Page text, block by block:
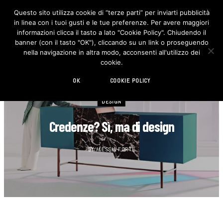
F
c
e
b
o
I
n
s
t
DESIGN
Credenze? Sì, ma di design
BY ALESSIA FORTE
Questo sito utilizza cookie di “terze parti” per inviarti pubblicità
in linea con i tuoi gusti e le tue preferenze. Per avere maggiori
informazioni clicca il tasto a lato "Cookie Policy". Chiudendo il
banner (con il tasto "OK"), cliccando su un link o proseguendo
nella navigazione in altra modo, acconsenti all'utilizzo dei
cookie.
OK COOKIE POLICY